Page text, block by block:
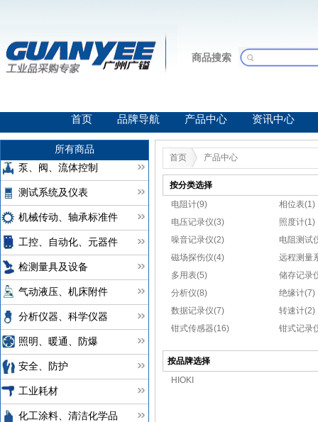
商品搜索
首页 品牌导航 产品中心 资讯中心
所有商品
泵、阀、流体控制
测试系统及仪表
机械传动、轴承标准件
工控、自动化、元器件
检测量具及设备
气动液压、机床附件
分析仪器、科学仪器
照明、暖通、防爆
安全、防护
工业耗材
化工涂料、清洁化学品
首页 产品中心
按分类选择
电阻计(9)
相位表(1)
电压记录仪(3)
照度计(1)
噪音记录仪(2)
电阻测试
磁场探伤仪(4)
远程测量
多用表(5)
储存记录
分析仪(8)
绝缘计(7)
数据记录仪(7)
转速计(2)
钳式传感器(16)
钳式记录
按品牌选择
HIOKI